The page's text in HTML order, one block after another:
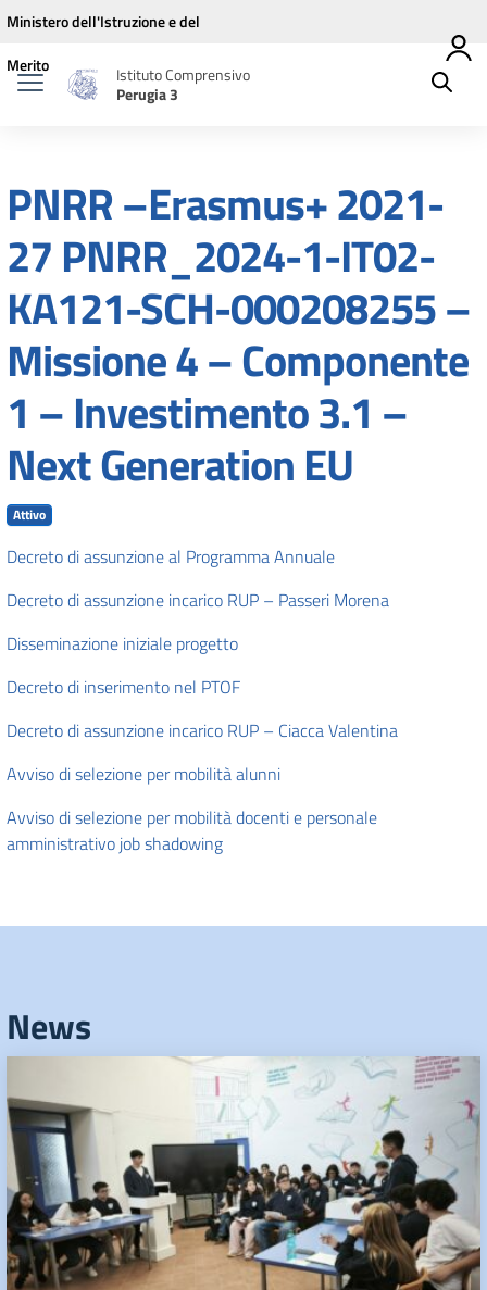
Vai ai contenuti
Vai al menu di navigazione
Vai al footer
Ministero dell'Istruzione e del
Merito
Istituto Comprensivo
Perugia 3
PNRR –Erasmus+ 2021-
27 PNRR_2024-1-IT02-
KA121-SCH-000208255 –
Missione 4 – Componente
1 – Investimento 3.1 –
Next Generation EU
Attivo
Decreto di assunzione al Programma Annuale
Decreto di assunzione incarico RUP – Passeri Morena
Disseminazione iniziale progetto
Decreto di inserimento nel PTOF
Decreto di assunzione incarico RUP – Ciacca Valentina
Avviso di selezione per mobilità alunni
Avviso di selezione per mobilità docenti e personale
amministrativo job shadowing
News